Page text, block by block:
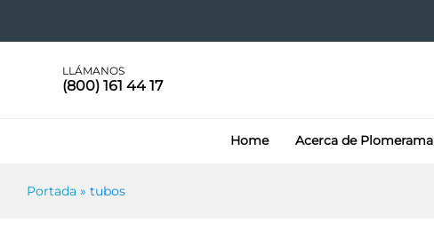
LLÁMANOS
(800) 161 44 17
Home Acerca de Plomerama
Portada » tubos